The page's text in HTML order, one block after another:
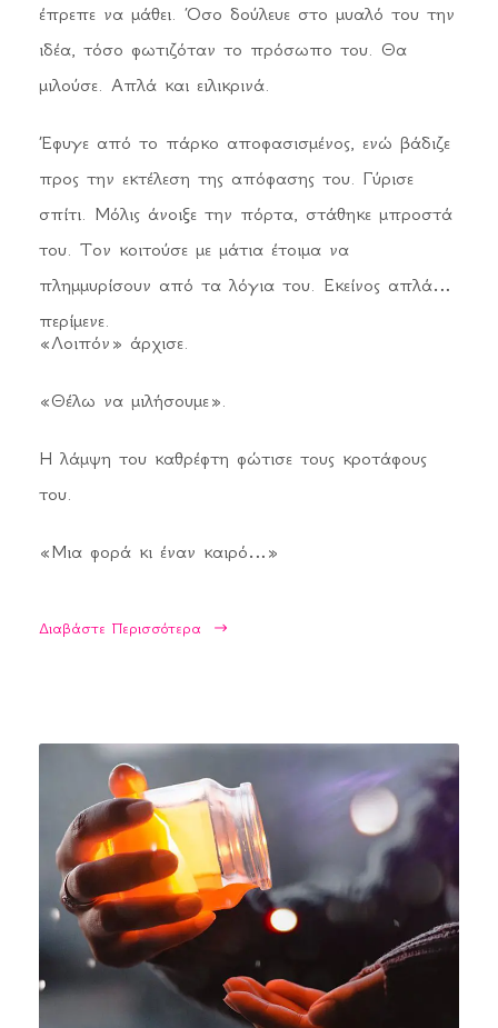
έπρεπε να μάθει. Όσο δούλευε στο μυαλό του την
ιδέα, τόσο φωτιζόταν το πρόσωπο του. Θα
μιλούσε. Απλά και ειλικρινά.
Έφυγε από το πάρκο αποφασισμένος, ενώ βάδιζε
προς την εκτέλεση της απόφασης του. Γύρισε
σπίτι. Μόλις άνοιξε την πόρτα, στάθηκε μπροστά
του. Τον κοιτούσε με μάτια έτοιμα να
πλημμυρίσουν από τα λόγια του. Εκείνος απλά
περίμενε.
«Λοιπόν» άρχισε.
«Θέλω να μιλήσουμε».
Η λάμψη του καθρέφτη φώτισε τους κροτάφους
του.
«Μια φορά κι έναν καιρό…»
Διαβάστε Περισσότερα